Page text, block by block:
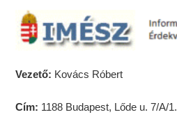
Vezető: Kovács Róbert
Cím: 1188 Budapest, Lőde u. 7/A/1.